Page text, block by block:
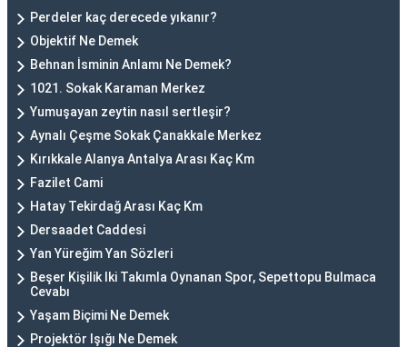
Perdeler kaç derecede yıkanır?
Objektif Ne Demek
Behnan İsminin Anlamı Ne Demek?
1021. Sokak Karaman Merkez
Yumuşayan zeytin nasıl sertleşir?
Aynalı Çeşme Sokak Çanakkale Merkez
Kırıkkale Alanya Antalya Arası Kaç Km
Fazilet Cami
Hatay Tekirdağ Arası Kaç Km
Dersaadet Caddesi
Yan Yüreğim Yan Sözleri
Beşer Kişilik Iki Takımla Oynanan Spor, Sepettopu Bulmaca
Cevabı
Yaşam Biçimi Ne Demek
Projektör Işığı Ne Demek